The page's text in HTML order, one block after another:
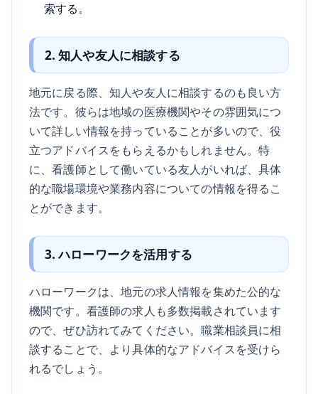
索する。
2. 知人や友人に相談する
地元に戻る際、知人や友人に相談するのも良い方
法です。彼らは地域の医療機関やその雰囲気につ
いて詳しい情報を持っていることが多いので、役
立つアドバイスをもらえるかもしれません。特
に、看護師として働いている友人がいれば、具体
的な職場環境や業務内容についての情報を得るこ
とができます。
3. ハローワークを活用する
ハローワークは、地元の求人情報を集めた公的な
機関です。看護師の求人も多数掲載されています
ので、ぜひ訪れてみてください。職業相談員に相
談することで、より具体的なアドバイスを受けら
れるでしょう。